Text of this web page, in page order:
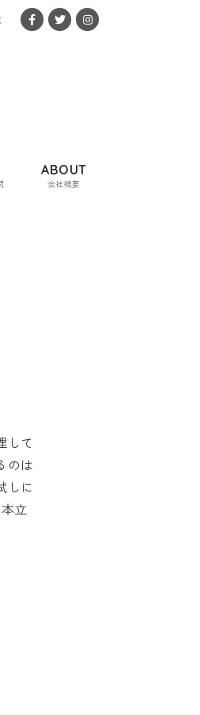
ABOUT
会社概要
して
のは
しに
立